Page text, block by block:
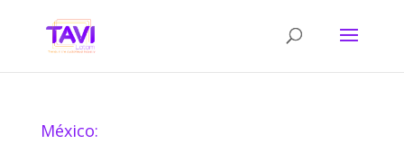
México: